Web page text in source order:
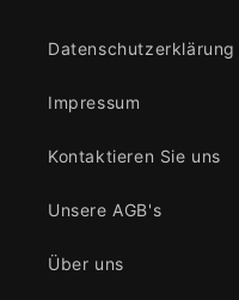
Datenschutzerklärung
Impressum
Kontaktieren Sie uns
Unsere AGB's
Über uns